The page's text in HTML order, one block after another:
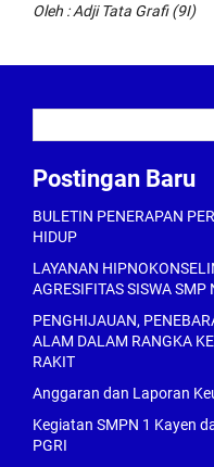
Oleh : Adji Tata Grafi (9I)
Postingan Baru
BULETIN PENERAPAN
HIDUP
LAYANAN
AGRESIFITAS SISWA SMP
PENGHIJAUAN,
ALAM DALAM RANGKA
RAKIT
Anggaran dan Laporan
Kegiatan SMPN 1 Kayen
PGRI